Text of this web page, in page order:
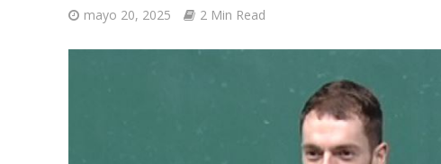
mayo 20, 2025 2 Min Read